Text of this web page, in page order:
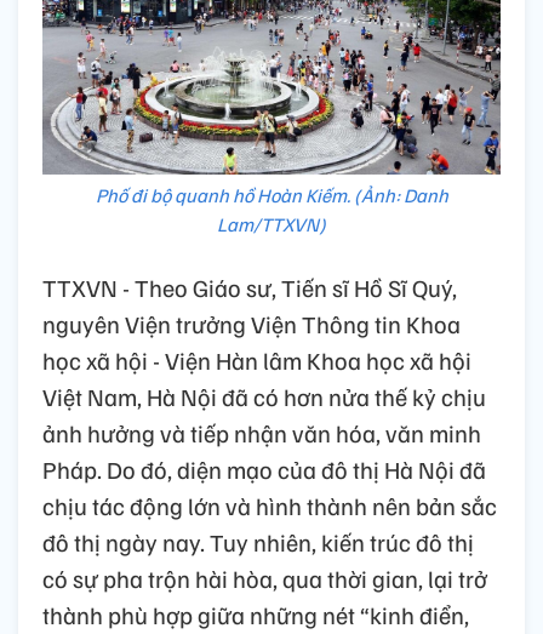
Phố đi bộ quanh hồ Hoàn Kiếm. (Ảnh: Danh
Lam/TTXVN)
TTXVN - Theo Giáo sư, Tiến sĩ Hồ Sĩ Quý,
nguyên Viện trưởng Viện Thông tin Khoa
học xã hội - Viện Hàn lâm Khoa học xã hội
Việt Nam, Hà Nội đã có hơn nửa thế kỷ chịu
ảnh hưởng và tiếp nhận văn hóa, văn minh
Pháp. Do đó, diện mạo của đô thị Hà Nội đã
chịu tác động lớn và hình thành nên bản sắc
đô thị ngày nay. Tuy nhiên, kiến trúc đô thị
có sự pha trộn hài hòa, qua thời gian, lại trở
thành phù hợp giữa những nét “kinh điển,